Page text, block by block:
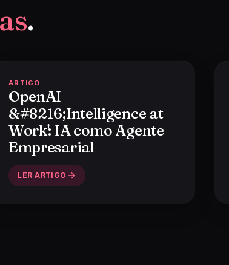
.
ARTIGO
OpenAI
&#8216;Intelligence at
Work': IA como Agente
Empresarial
LER ARTIGO